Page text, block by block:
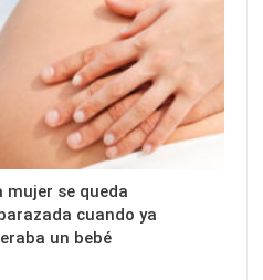
mujer se queda
cuando ya
un bebé